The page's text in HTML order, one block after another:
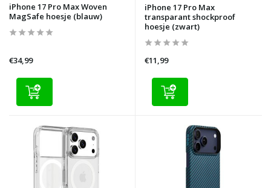
iPhone 17 Pro Max Woven
MagSafe hoesje (blauw)
€34,99
iPhone 17 Pro Max
transparant shockproof
hoesje (zwart)
€11,99